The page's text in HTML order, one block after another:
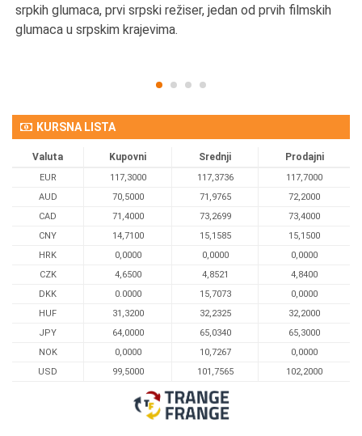
srpkih glumaca, prvi srpski režiser, jedan od prvih filmskih
glumaca u srpskim krajevima.
KURSNA LISTA
Valuta Kupovni Srednji Prodajni
EUR 117,3000 117,3736
117,7000
AUD
70,5000 71,9765
72,2000
CAD
71,4000 73,2699
73,4000
CNY
14,7100 15,1585
15,1500
HRK
0,0000 0,0000
0,0000
CZK
4,6500 4,8521
4,8400
DKK
0.0000 15,7073
0,0000
HUF
31,3200 32,2325
32,2000
JPY
64,0000 65,0340
65,3000
NOK
0,0000 10,7267
0,0000
USD
99,5000 101,7565 102,2000